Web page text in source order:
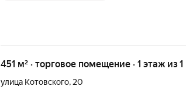
451 м² · торговое помещение · 1 этаж из 1
улица Котовского, 20